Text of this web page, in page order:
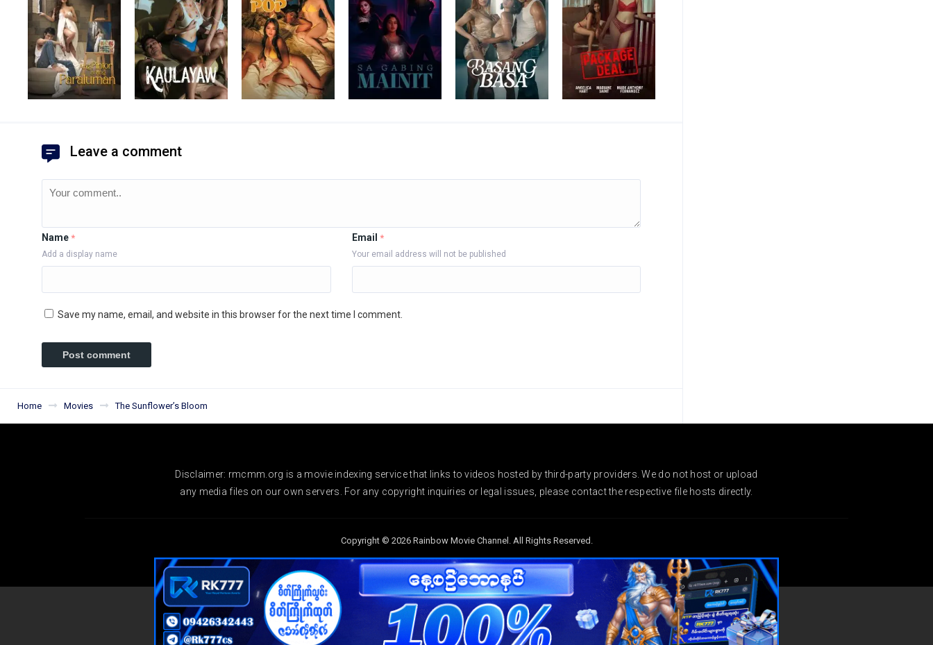
Leave a comment
Name *
Add a display name
Email *
Your email address will not be published
Save my name, email, and website in this browser for the next time I comment.
Home Movies The Sunflower’s Bloom
Disclaimer: rmcmm.org is a movie indexing service that links to videos hosted by third-party providers. We do not host or upload
any media files on our own servers. For any copyright inquiries or legal issues, please contact the respective file hosts directly.
Copyright © 2026 Rainbow Movie Channel. All Rights Reserved.
Rainbow Movie Channel
Follow Us On